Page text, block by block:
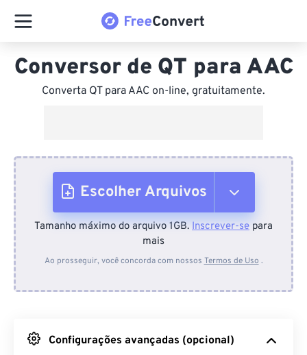
Conversor de QT para AAC
Converta QT para AAC on-line, gratuitamente.
Escolher Arquivos
Do dispositivo
Do Google Drive
Tamanho máximo do arquivo 1GB. Inscrever-se para
mais
Ao prosseguir, você concorda com nossos Termos de Uso .
Configurações avançadas (opcional)